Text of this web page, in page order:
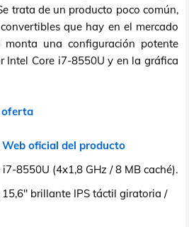
trata de un producto poco común,
que hay en el mercado
una configuración potente
Intel Core i7-8550U y en la gráfica
oferta
Web oficial del producto
i7-8550U (4x1,8 GHz / 8 MB caché).
15,6" brillante IPS táctil giratoria /